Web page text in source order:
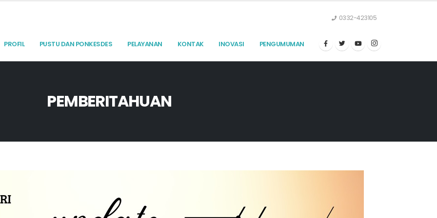
0332-423105
PROFIL PUSTU DAN PONKESDES PELAYANAN KONTAK INOVASI PENGUMUMAN
PEMBERITAHUAN